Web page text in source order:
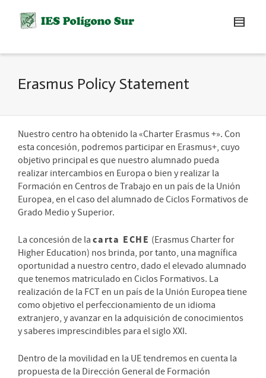
Erasmus Policy Statement
Nuestro centro ha obtenido la «Charter Erasmus +». Con
esta concesión, podremos participar en Erasmus+, cuyo
objetivo principal es que nuestro alumnado pueda
realizar intercambios en Europa o bien y realizar la
Formación en Centros de Trabajo en un país de la Unión
Europea, en el caso del alumnado de Ciclos Formativos de
Grado Medio y Superior.
La concesión de la carta ECHE (Erasmus Charter for
Higher Education) nos brinda, por tanto, una magnífica
oportunidad a nuestro centro, dado el elevado alumnado
que tenemos matriculado en Ciclos Formativos. La
realización de la FCT en un país de la Unión Europea tiene
como objetivo el perfeccionamiento de un idioma
extranjero, y avanzar en la adquisición de conocimientos
y saberes imprescindibles para el siglo XXI.
Dentro de la movilidad en la UE tendremos en cuenta la
propuesta de la Dirección General de Formación